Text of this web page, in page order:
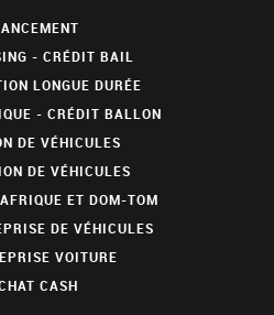
- CRÉDIT BAIL
LONGUE DURÉE
- CRÉDIT BALLON
DE VÉHICULES
DE VÉHICULES
ET DOM-TOM
DE VÉHICULES
VOITURE
CASH